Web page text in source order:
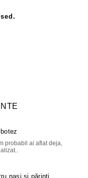
probabil ai aflat deja,
nași și părinți